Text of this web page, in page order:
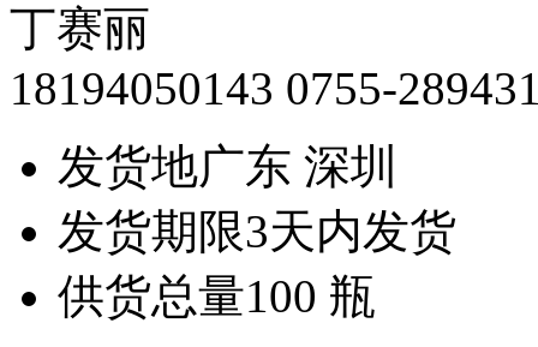
丁赛丽
18194050143 0755-
发货地广东 深圳
发货期限3天内发货
供货总量100 瓶